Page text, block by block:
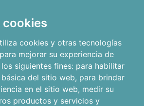
cookies
cookies y otras tecnologías
mejorar su experiencia de
siguientes fines: para habilitar
del sitio web, para brindar
en el sitio web, medir su
productos y servicios y